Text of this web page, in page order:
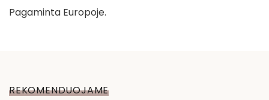
Pagaminta Europoje.
REKOMENDUOJAME